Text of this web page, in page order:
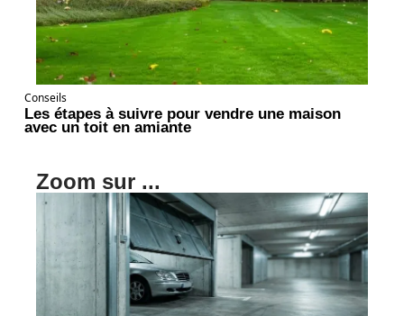
Conseils
Les étapes à suivre pour vendre une maison
avec un toit en amiante
Zoom sur ...